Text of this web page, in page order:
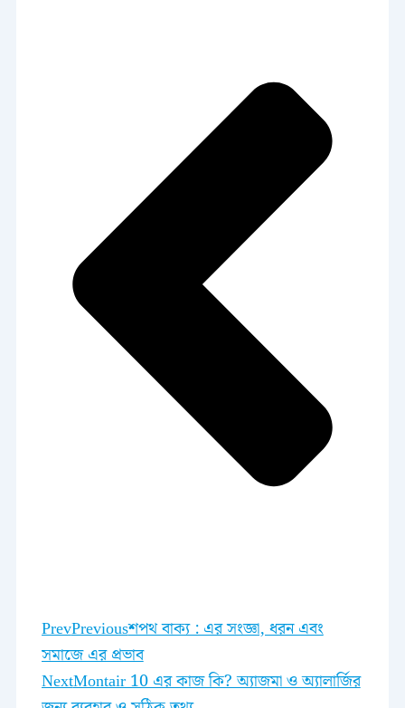
PrevPreviousশপথ বাক্য : এর সংজ্ঞা, ধরন এবং
সমাজে এর প্রভাব
NextMontair 10 এর কাজ কি? অ্যাজমা ও অ্যালার্জির